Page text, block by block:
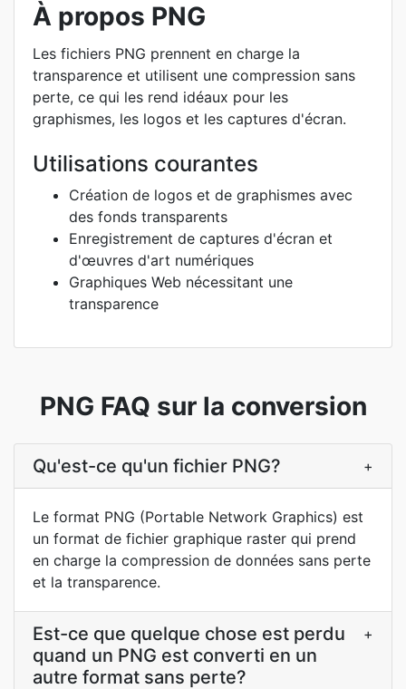
À propos PNG
Les fichiers PNG prennent en charge la
transparence et utilisent une compression sans
perte, ce qui les rend idéaux pour les
graphismes, les logos et les captures d'écran.
Utilisations courantes
Création de logos et de graphismes avec
des fonds transparents
Enregistrement de captures d'écran et
d'œuvres d'art numériques
Graphiques Web nécessitant une
transparence
PNG FAQ sur la conversion
Qu'est-ce qu'un fichier PNG? +
Le format PNG (Portable Network Graphics) est
un format de fichier graphique raster qui prend
en charge la compression de données sans perte
et la transparence.
Est-ce que quelque chose est perdu
quand un PNG est converti en un
autre format sans perte?
+